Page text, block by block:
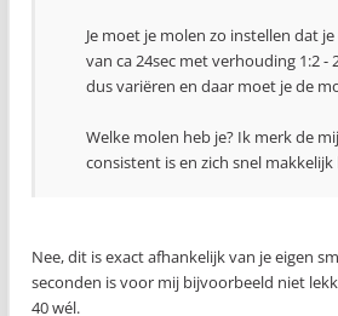
Je moet je molen zo instellen dat
van ca 24sec met verhouding 1:2 -
dus variëren en daar moet je de
Welke molen heb je? Ik merk de
consistent is en zich snel makkelijk
Nee, dit is exact afhankelijk van je eigen
seconden is voor mij bijvoorbeeld niet
40 wél.